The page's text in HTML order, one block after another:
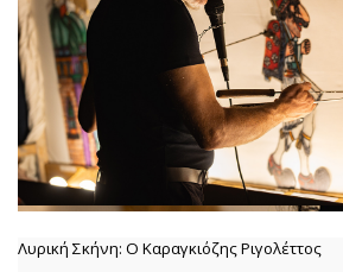
Λυρική Σκήνη: Ο Καραγκιόζης Ριγολέττος